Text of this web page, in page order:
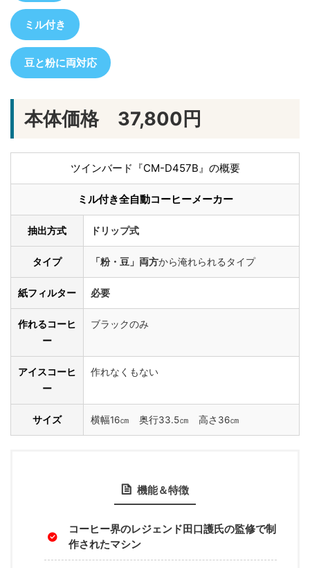
ミル付き
豆と粉に両対応
本体価格 37,800円
ツインバード『CM-D457B』の概要
ミル付き全自動コーヒーメーカー
抽出方式 ドリップ式
タイプ 「粉・豆」両方から淹れられるタイプ
紙フィルター 必要
作れるコーヒ
ー
ブラックのみ
アイスコーヒ
ー
作れなくもない
サイズ 横幅16㎝ 奥行33.5㎝ 高さ36㎝
機能＆特徴
コーヒー界のレジェンド田口護氏の監修で制
作されたマシン